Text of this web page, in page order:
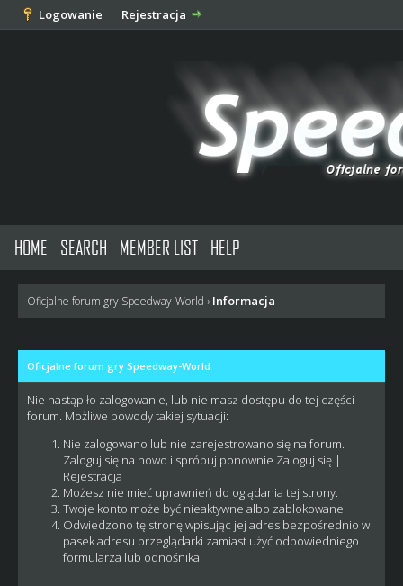
Logowanie Rejestracja
HOME SEARCH MEMBER LIST HELP
Oficjalne forum gry Speedway-World › Informacja
Oficjalne forum gry Speedway-World
Nie nastąpiło zalogowanie, lub nie masz dostępu do tej części
forum. Możliwe powody takiej sytuacji:
Nie zalogowano lub nie zarejestrowano się na forum.
Zaloguj się na nowo i spróbuj ponownie Zaloguj się|
Rejestracja
Możesz nie mieć uprawnień do oglądania tej strony.
Twoje konto może być nieaktywne albo zablokowane.
Odwiedzono tę stronę wpisując jej adres bezpośrednio w
pasek adresu przeglądarki zamiast użyć odpowiedniego
formularza lub odnośnika.